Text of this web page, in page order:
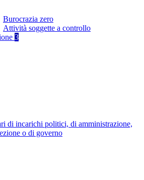
Burocrazia zero
Attività soggette a controllo
3
di incarichi politici, di amministrazione,
o di governo